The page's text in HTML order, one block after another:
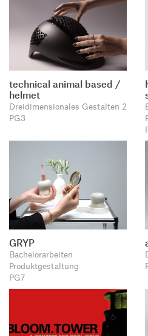
technical animal based /
helmet
Dreidimensionales Gestalten 2
PG3
GRYP
Bachelorarbeiten
Produktgestaltung
PG7